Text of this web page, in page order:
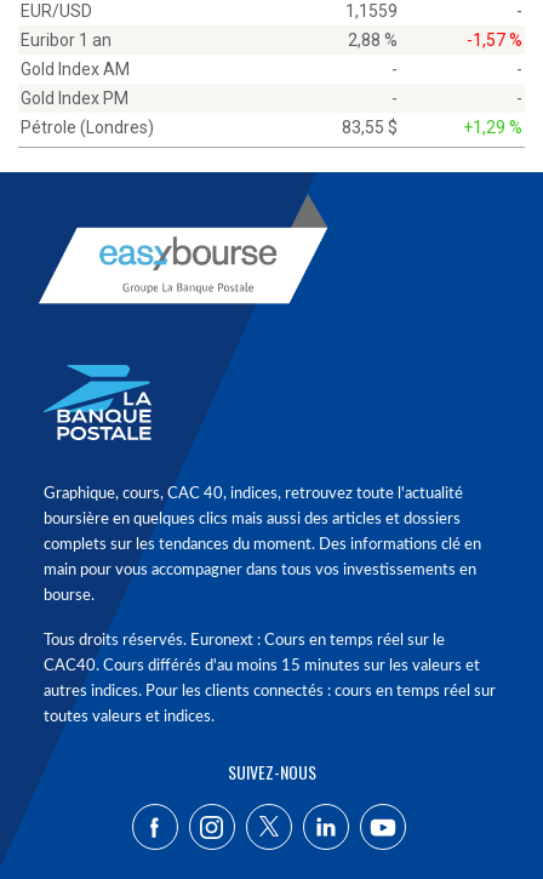
EUR/USD 1,1559
-
Euribor 1 an
2,88 %
-1,57 %
Gold Index AM
-
-
Gold Index PM
-
-
Pétrole (Londres)
83,55 $ +1,29 %
Graphique, cours, CAC 40, indices, retrouvez toute l'actualité
boursière en quelques clics mais aussi des articles et dossiers
complets sur les tendances du moment. Des informations clé en
main pour vous accompagner dans tous vos investissements en
bourse.
Tous droits réservés. Euronext : Cours en temps réel sur le
CAC40. Cours différés d'au moins 15 minutes sur les valeurs et
autres indices. Pour les clients connectés : cours en temps réel sur
toutes valeurs et indices.
SUIVEZ-NOUS